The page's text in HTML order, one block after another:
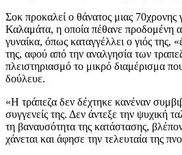
Σοκ προκαλεί ο θάνατος μιας 70χρονης
Καλαμάτα, η οποία πέθανε προδομένη
γυναίκα, όπως καταγγέλλει ο γιός της,
της, αφού από την αναλγησία των
πλειστηριασμό το μικρό διαμέρισμα
δούλευε.
«Η τράπεζα δεν δέχτηκε κανέναν
συγγενείς της. Δεν άντεξε την ψυχική
τη βαναυσότητα της κατάστασης,
χάνεται και άφησε την τελευταία της